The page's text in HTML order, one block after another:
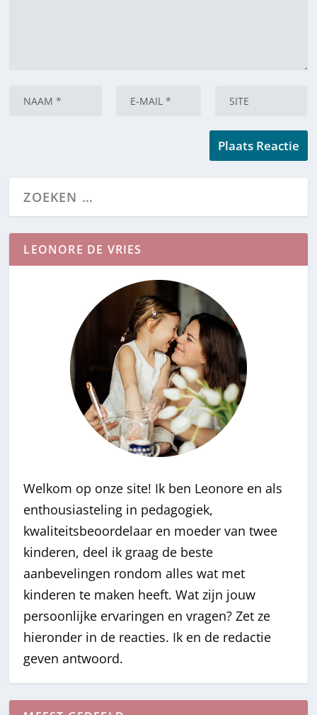
LEONORE DE VRIES
Welkom op onze site! Ik ben Leonore en als
enthousiasteling in pedagogiek,
kwaliteitsbeoordelaar en moeder van twee
kinderen, deel ik graag de beste
aanbevelingen rondom alles wat met
kinderen te maken heeft. Wat zijn jouw
persoonlijke ervaringen en vragen? Zet ze
hieronder in de reacties. Ik en de redactie
geven antwoord.